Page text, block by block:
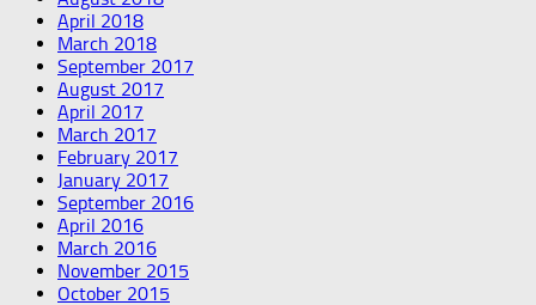
April 2018
March 2018
September 2017
August 2017
April 2017
March 2017
February 2017
January 2017
September 2016
April 2016
March 2016
November 2015
October 2015